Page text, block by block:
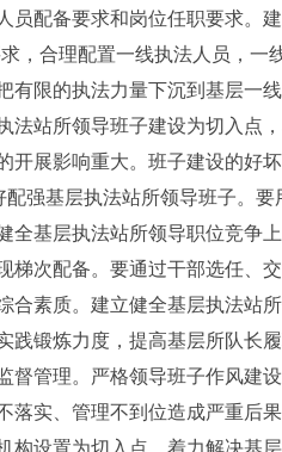
员配备要求和岗位任职要求。
，合理配置一线执法人员，
有限的执法力量下沉到基层一
站所领导班子建设为切入点，
开展影响重大。班子建设的好
配强基层执法站所领导班子。
全基层执法站所领导职位竞争
梯次配备。要通过干部选任、
合素质。建立健全基层执法站
践锻炼力度，提高基层所队长
督管理。严格领导班子作风建
落实、管理不到位造成严重后
设置为切入点，着力解决基层